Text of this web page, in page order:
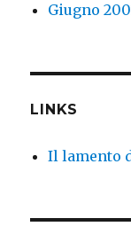
Giugno
LINKS
Il lamento